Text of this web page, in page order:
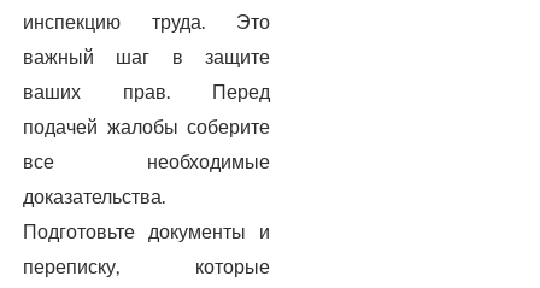
инспекцию труда. Это
важный шаг в защите
ваших прав. Перед
подачей жалобы соберите
все необходимые
доказательства.
Подготовьте документы и
переписку, которые